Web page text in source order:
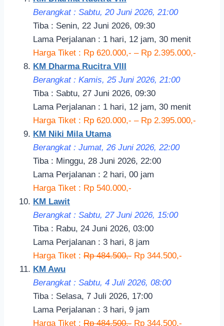
Berangkat : Sabtu, 20 Juni 2026, 21:00
Tiba : Senin, 22 Juni 2026, 09:30
Lama Perjalanan : 1 hari, 12 jam, 30 menit
Harga Tiket : Rp 620.000,- – Rp 2.395.000,-
KM Dharma Rucitra VIII
Berangkat : Kamis, 25 Juni 2026, 21:00
Tiba : Sabtu, 27 Juni 2026, 09:30
Lama Perjalanan : 1 hari, 12 jam, 30 menit
Harga Tiket : Rp 620.000,- – Rp 2.395.000,-
KM Niki Mila Utama
Berangkat : Jumat, 26 Juni 2026, 22:00
Tiba : Minggu, 28 Juni 2026, 22:00
Lama Perjalanan : 2 hari, 00 jam
Harga Tiket : Rp 540.000,-
KM Lawit
Berangkat : Sabtu, 27 Juni 2026, 15:00
Tiba : Rabu, 24 Juni 2026, 03:00
Lama Perjalanan : 3 hari, 8 jam
Harga Tiket : Rp 484.500,- Rp 344.500,-
KM Awu
Berangkat : Sabtu, 4 Juli 2026, 08:00
Tiba : Selasa, 7 Juli 2026, 17:00
Lama Perjalanan : 3 hari, 9 jam
Harga Tiket : Rp 484.500,- Rp 344.500,-